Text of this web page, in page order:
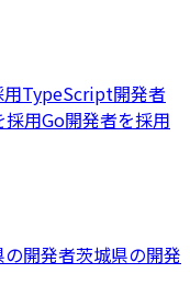
TypeScript開発者
採用Go開発者を採用
の開発者茨城県の開発